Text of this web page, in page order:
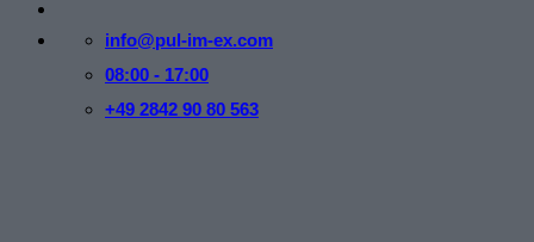
info@pul-im-ex.com
08:00 - 17:00
+49 2842 90 80 563